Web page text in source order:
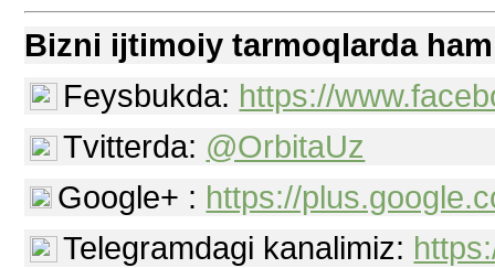
Bizni ijtimoiy tarmoqlarda
Feysbukda: https://
Tvitterda: @OrbitaUz
Google+ : https://
Telegramdagi kanalimiz: